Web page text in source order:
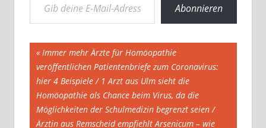
Abonnieren
Beitragsnavigation
Vorheriger
Beitrag:
Immer mehr Ärzte für Homöopathie
veröffentlichen Patientenbriefe zum Coronavirus:
hier 4 Beispiele / 1 Arzt aus Ulm sieht die
Homöopathie als Chance beim Virus, da die
Möglichkeiten der Schulmedizin begrenzt seien /
Ärztin aus Remscheid empfiehlt Arsenicum – wie